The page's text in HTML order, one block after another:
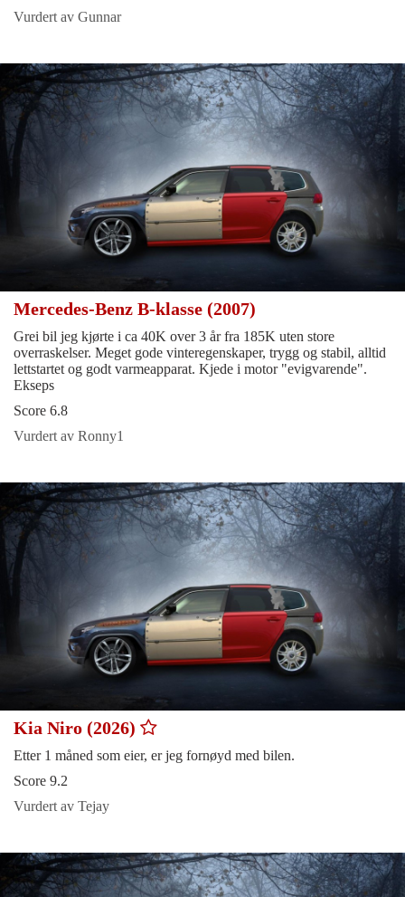
Vurdert av Gunnar
Mercedes-Benz B-klasse (2007)
Grei bil jeg kjørte i ca 40K over 3 år fra 185K uten store
overraskelser. Meget gode vinteregenskaper, trygg og stabil, alltid
lettstartet og godt varmeapparat. Kjede i motor "evigvarende".
Ekseps
Score 6.8
Vurdert av Ronny1
Kia Niro (2026)
Etter 1 måned som eier, er jeg fornøyd med bilen.
Score 9.2
Vurdert av Tejay